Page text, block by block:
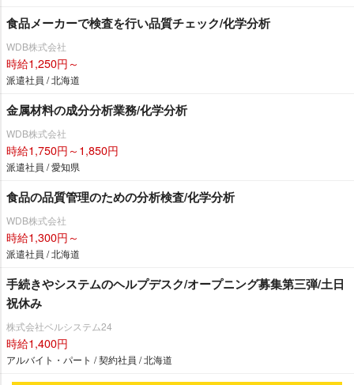
食品メーカーで検査を行い品質チェック/化学分析
WDB株式会社
時給1,250円～
派遣社員 / 北海道
金属材料の成分分析業務/化学分析
WDB株式会社
時給1,750円～1,850円
派遣社員 / 愛知県
食品の品質管理のための分析検査/化学分析
WDB株式会社
時給1,300円～
派遣社員 / 北海道
手続きやシステムのヘルプデスク/オープニング募集第三弾/土日
祝休み
株式会社ベルシステム24
時給1,400円
アルバイト・パート / 契約社員 / 北海道